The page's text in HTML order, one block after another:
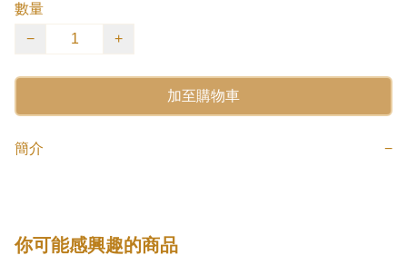
數量
−
+
加至購物車
簡介 −
你可能感興趣的商品